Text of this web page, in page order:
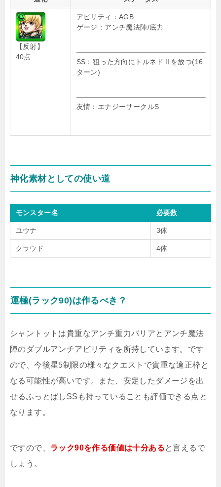
【反射】
40点
アビリティ：AGB
ゲージ：アンチ魔法陣/底力
SS：狙った方向にトルネドⅡを放つ(16
ターン)
友情：エナジーサークルS
神化素材としての使い道
モンスター名 必要数
ユウナ 3体
クラウド 4体
運極(ラック90)は作るべき？
シャントットは貴重なアンチ重力バリアとアンチ魔法
陣のダブルアンチアビリティを所持しています。です
ので、今後星5制限の様々なクエストで貴重な適正枠と
なる可能性が高いです。また、安定したダメージを出
せるふっとばしSSも持っていることも評価できる点と
なります。
ですので、 ラック90を作る価値は十分あると言えるで
しょう。